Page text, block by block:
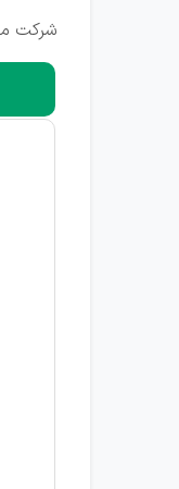
شرکت